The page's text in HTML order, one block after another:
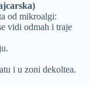
od mikroalgi:
vidi odmah i traje
i u zoni dekoltea.